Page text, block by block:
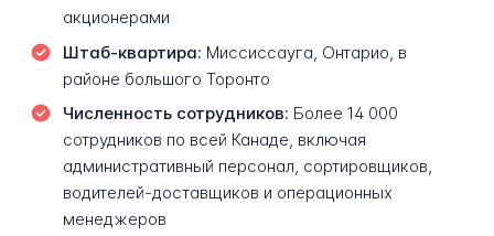
акционерами
Штаб-квартира: Миссиссауга, Онтарио, в
районе большого Торонто
Численность сотрудников: Более 14 000
сотрудников по всей Канаде, включая
административный персонал, сортировщиков,
водителей-доставщиков и операционных
менеджеров